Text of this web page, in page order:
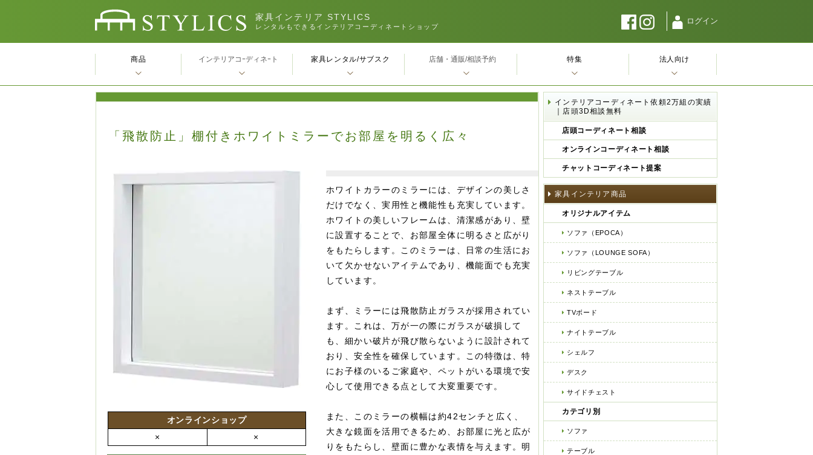
家具インテリア STYLICS
レンタルもできるインテリアコーディネートショップ
ログイン
「飛散防止」棚付きホワイトミラーでお部屋を明るく広々
オンラインショップ
×
×
ホワイトカラーのミラーには、デザインの美しさ
だけでなく、実用性と機能性も充実しています。
ホワイトの美しいフレームは、清潔感があり、壁
に設置することで、お部屋全体に明るさと広がり
をもたらします。このミラーは、日常の生活にお
いて欠かせないアイテムであり、機能面でも充実
しています。
まず、ミラーには飛散防止ガラスが採用されてい
ます。これは、万が一の際にガラスが破損して
も、細かい破片が飛び散らないように設計されて
おり、安全性を確保しています。この特徴は、特
にお子様のいるご家庭や、ペットがいる環境で安
心して使用できる点として大変重要です。
また、このミラーの横幅は約42センチと広く、
大きな鏡面を活用できるため、お部屋に光と広が
りをもたらし、壁面に豊かな表情を与えます。明
インテリアコーディネート依頼2万組の実績
｜店頭3D相談無料
店頭コーディネート相談
オンラインコーディネート相談
チャットコーディネート提案
家具インテリア商品
オリジナルアイテム
ソファ（EPOCA）
ソファ（LOUNGE SOFA）
リビングテーブル
ネストテーブル
TVボード
ナイトテーブル
シェルフ
デスク
サイドチェスト
カテゴリ別
ソファ
テーブル
商品 インテリアコｰディネｰト 家具レンタル/サブスク 店舗・通販/相談予約 特集 法人向け